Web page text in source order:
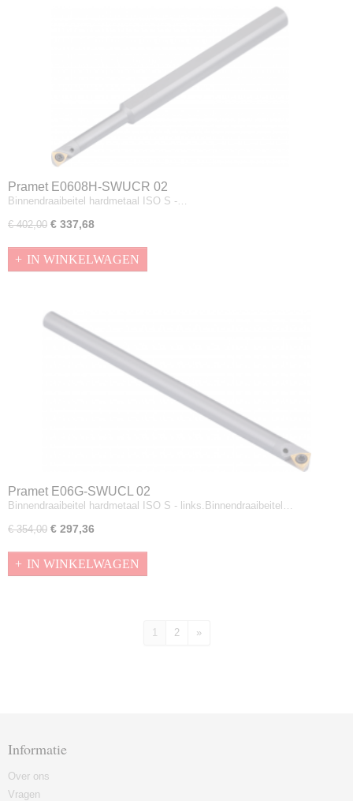
Pramet E0608H-SWUCR 02
Binnendraaibeitel hardmetaal ISO S -…
€ 402,00 € 337,68
IN WINKELWAGEN
Pramet E06G-SWUCL 02
Binnendraaibeitel hardmetaal ISO S - links.Binnendraaibeitel…
€ 354,00 € 297,36
IN WINKELWAGEN
1 2 »
Informatie
Over ons
Vragen